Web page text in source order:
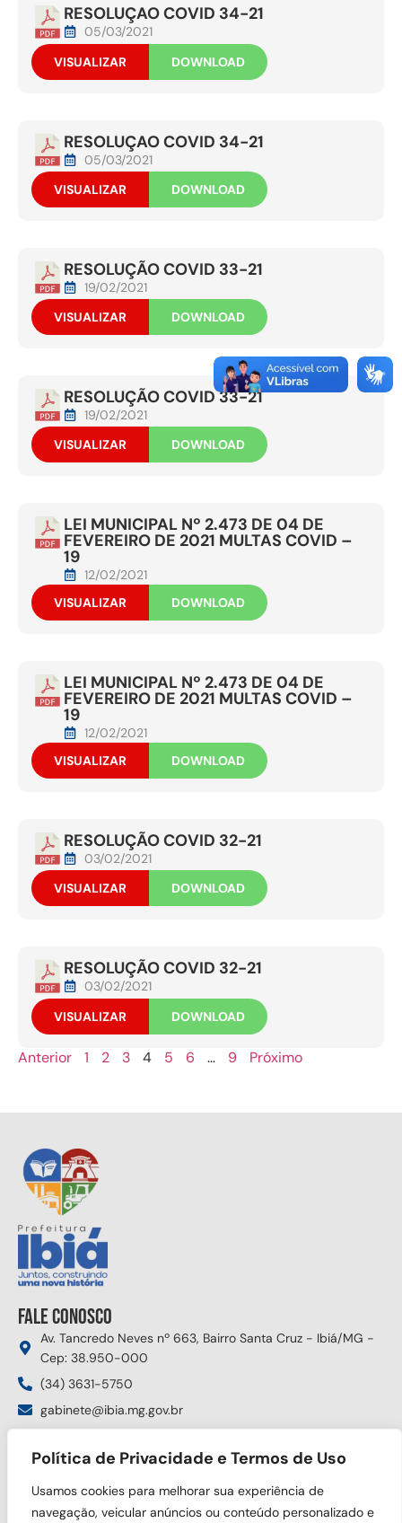
Política de Privacidade e Termos de Uso
Usamos cookies para melhorar sua experiência de
navegação, veicular anúncios ou conteúdo personalizado e
RESOLUÇAO COVID 34-21
05/03/2021
VISUALIZAR
DOWNLOAD
RESOLUÇAO COVID 34-21
05/03/2021
VISUALIZAR
DOWNLOAD
RESOLUÇÃO COVID 33-21
19/02/2021
VISUALIZAR
DOWNLOAD
RESOLUÇÃO COVID 33-21
19/02/2021
VISUALIZAR
DOWNLOAD
LEI MUNICIPAL Nº 2.473 DE 04 DE
FEVEREIRO DE 2021 MULTAS COVID –
19
12/02/2021
VISUALIZAR
DOWNLOAD
LEI MUNICIPAL Nº 2.473 DE 04 DE
FEVEREIRO DE 2021 MULTAS COVID –
19
12/02/2021
VISUALIZAR
DOWNLOAD
RESOLUÇÃO COVID 32-21
03/02/2021
VISUALIZAR
DOWNLOAD
RESOLUÇÃO COVID 32-21
03/02/2021
VISUALIZAR
DOWNLOAD
Anterior 1 2 3 4 5 6 … 9 Próximo
Fale conosco
Av. Tancredo Neves nº 663, Bairro Santa Cruz - Ibiá/MG -
Cep: 38.950-000
(34) 3631-5750
gabinete@ibia.mg.gov.br
Siga nas redes sociais